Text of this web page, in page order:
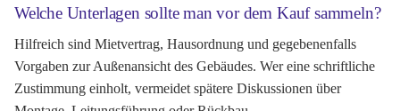
Welche Unterlagen sollte man vor dem Kauf sammeln?
Hilfreich sind Mietvertrag, Hausordnung und gegebenenfalls
Vorgaben zur Außenansicht des Gebäudes. Wer eine schriftliche
Zustimmung einholt, vermeidet spätere Diskussionen über